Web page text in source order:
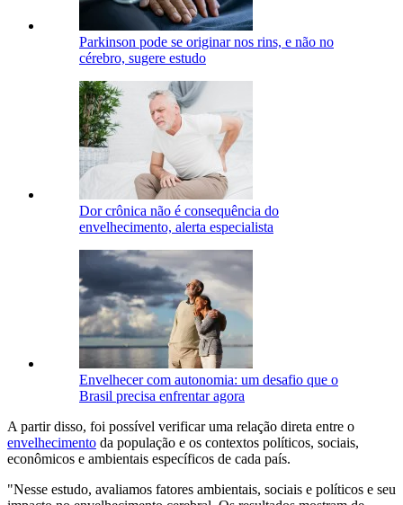
Parkinson pode se originar nos rins, e não no
cérebro, sugere estudo
Dor crônica não é consequência do
envelhecimento, alerta especialista
Envelhecer com autonomia: um desafio que o
Brasil precisa enfrentar agora
A partir disso, foi possível verificar uma relação direta entre o
envelhecimento da população e os contextos políticos, sociais,
econômicos e ambientais específicos de cada país.
"Nesse estudo, avaliamos fatores ambientais, sociais e políticos e seu